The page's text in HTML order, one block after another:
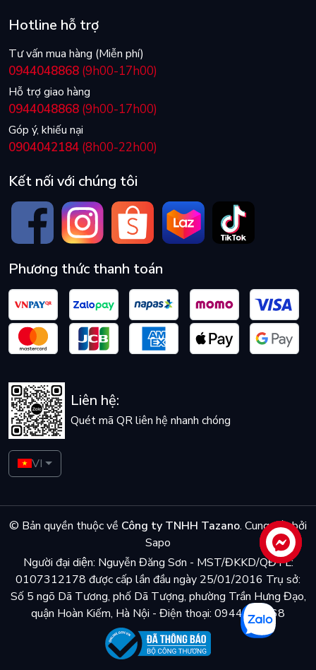
Hotline hỗ trợ
Tư vấn mua hàng (Miễn phí)
0944048868 (9h00-17h00)
Hỗ trợ giao hàng
0944048868 (9h00-17h00)
Góp ý, khiếu nại
0904042184 (8h00-22h00)
Kết nối với chúng tôi
Phương thức thanh toán
Liên hệ:
Quét mã QR liên hệ nhanh chóng
VI
© Bản quyền thuộc về Công ty TNHH Tazano. Cung cấp bởi
Sapo
Người đại diện: Nguyễn Đăng Sơn - MST/ĐKKD/QĐTL:
0107312178 được cấp lần đầu ngày 25/01/2016 Trụ sở:
Số 5 ngõ Dã Tương, phố Dã Tượng, phường Trần Hưng Đạo,
quận Hoàn Kiếm, Hà Nội - Điện thoại: 0944048868
Liên hệ